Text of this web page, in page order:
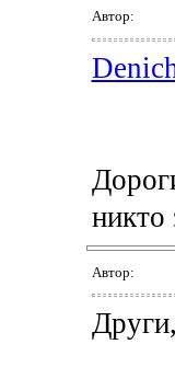
Автор:
никто
Автор: